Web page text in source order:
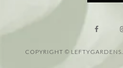
COPYRIGHT ©